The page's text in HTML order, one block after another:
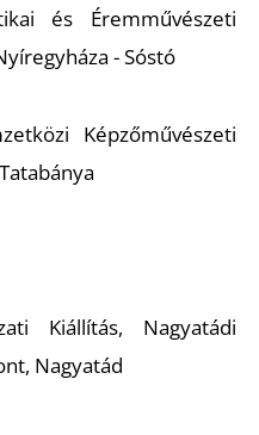
és Éremművészeti
- Sóstó
Képzőművészeti
Kiállítás, Nagyatádi
Nagyatád